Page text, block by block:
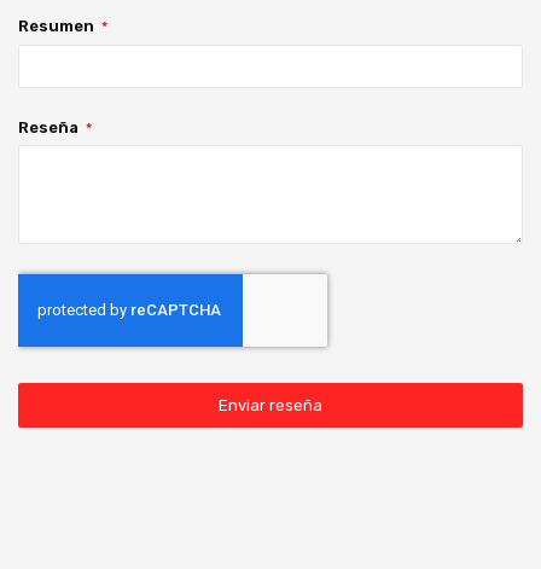
Resumen
Reseña
Enviar reseña